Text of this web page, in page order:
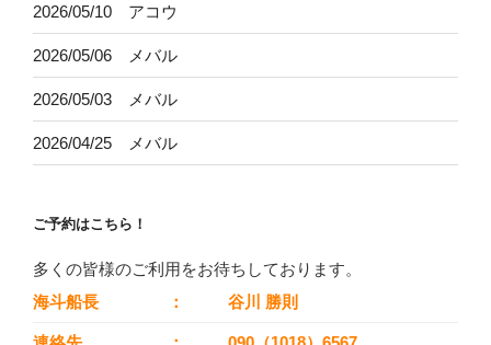
2026/05/10 アコウ
2026/05/06 メバル
2026/05/03 メバル
2026/04/25 メバル
ご予約はこちら！
多くの皆様のご利用をお待ちしております。
海斗船長
： 谷川 勝則